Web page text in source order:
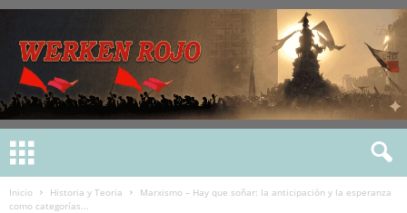
Inicio Historia y Teoria
Marxismo – Hay que soñar: la anticipación y la esperanza
como categorías...